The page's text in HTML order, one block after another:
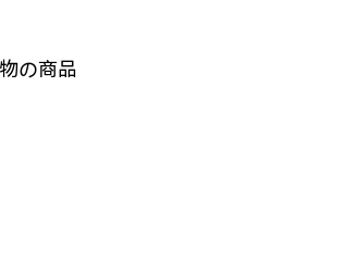
の商品